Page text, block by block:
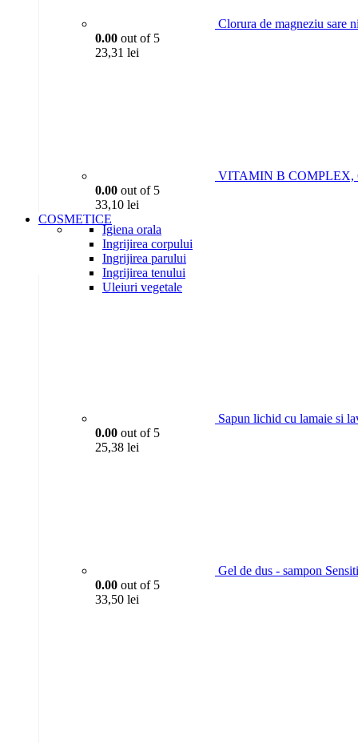
Clorura de magneziu sare
0.00 out of 5
23,31 lei
VITAMIN B COMPLEX,
0.00 out of 5
33,10 lei
COSMETICE
Igiena orala
Ingrijirea corpului
Ingrijirea parului
Ingrijirea tenului
Uleiuri vegetale
Sapun lichid cu lamaie si
0.00 out of 5
25,38 lei
Gel de dus - sampon
0.00 out of 5
33,50 lei